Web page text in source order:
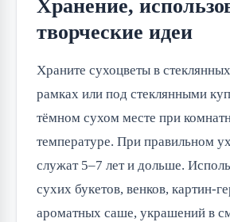
Хранение,
творческие идеи
Храните сухоцветы в
рамках или под стеклянными
тёмном сухом месте при
температуре. При правильном
служат 5–7 лет и дольше.
сухих букетов, венков, картин-
ароматных саше, украшений в